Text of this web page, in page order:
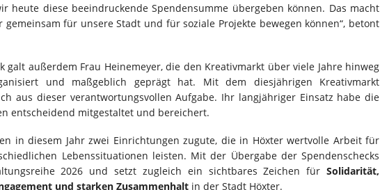
heute diese beeindruckende Spendensumme übergeben können. Das macht
für unsere Stadt und für soziale Projekte bewegen können“, betont
galt außerdem Frau Heinemeyer, die den Kreativmarkt über viele Jahre hinweg
und maßgeblich geprägt hat. Mit dem diesjährigen Kreativmarkt
aus dieser verantwortungsvollen Aufgabe. Ihr langjähriger Einsatz habe die
entscheidend mitgestaltet und bereichert.
in diesem Jahr zwei Einrichtungen zugute, die in Höxter wertvolle Arbeit für
Lebenssituationen leisten. Mit der Übergabe der Spendenschecks
2026 und setzt zugleich ein sichtbares Zeichen für Solidarität,
und starken Zusammenhalt in der Stadt Höxter.